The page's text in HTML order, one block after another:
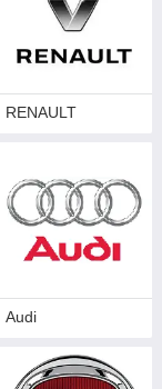
RENAULT
Audi